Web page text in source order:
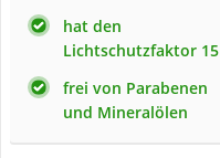
hat den
Lichtschutzfaktor 15
frei von Parabenen
und Mineralölen